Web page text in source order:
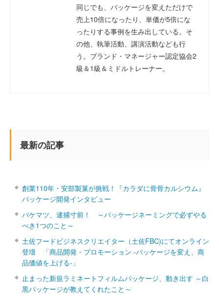
同じでも、パッケージを変えただけで
売上10倍になったり、単価が5倍にな
ったりする事例を生み出している。そ
の他、執筆活動、講演活動なども行
う。ブランド・マネージャー認定協会2
級＆1級＆ミドルトレーナー。
最新の記事
創業110年・安部製菓が挑戦！『カラダに骨骨カルシウム』
パッケージ開発インタビュー
パケマツ、逮捕寸前！ ～パッケージネーミングで必ずやる
べき1つのこと～
土佐フードビジネスクリエイター（土佐FBC)にてオンライン
登壇 「商品開発・プロモーション ‐パッケージを変え、商
品価値を上げる‐」
止まった新規ラミネートフィルムパッケージ、動き出す ～白
黒パッケージが教えてくれたこと～